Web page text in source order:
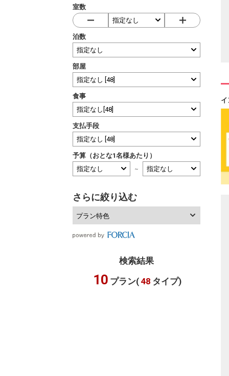
室数
泊数
部屋
食事
支払手段
予算（おとな1名様あたり）
～
さらに絞り込む
プラン特色
検索結果
10 プラン( 48 タイプ)